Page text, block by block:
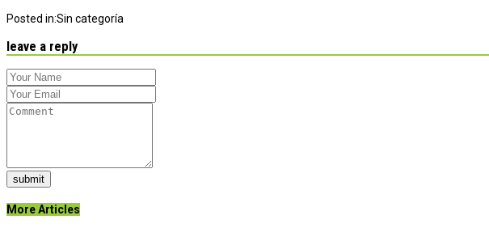
Posted in:Sin categoría
leave a reply
submit
More Articles